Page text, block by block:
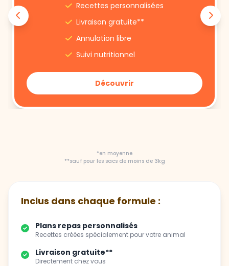
Recettes personnalisées
Livraison gratuite**
Annulation libre
Suivi nutritionnel
Découvrir
*en moyenne
**sauf pour les sacs de moins de 3kg
Inclus dans chaque formule :
Plans repas personnalisés
Recettes créées spécialement pour votre animal
Livraison gratuite**
Directement chez vous